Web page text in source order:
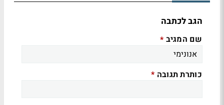
הגב לכתבה
שם המגיב *
כותרת תגובה *